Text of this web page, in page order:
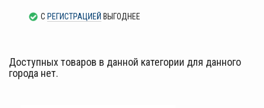
С РЕГИСТРАЦИЕЙ ВЫГОДНЕЕ
Доступных товаров в данной категории для данного
города нет.